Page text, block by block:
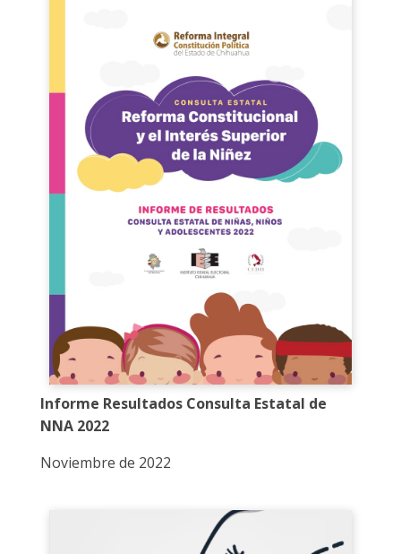
Informe Resultados Consulta Estatal de
NNA 2022
Noviembre de 2022